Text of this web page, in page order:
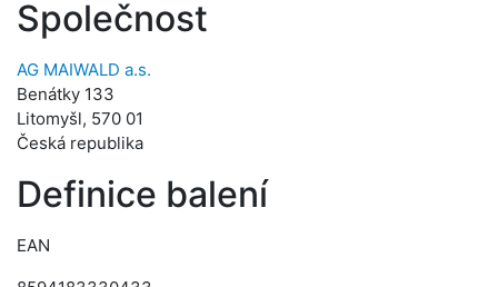
Společnost
AG MAIWALD a.s.
Benátky 133
Litomyšl, 570 01
Česká republika
Definice balení
EAN